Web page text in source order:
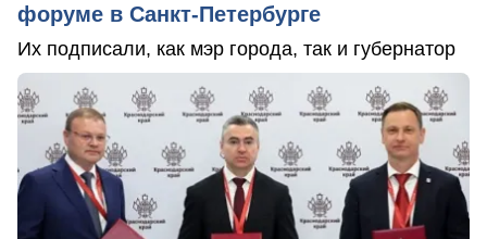
форуме в Санкт-Петербурге
Их подписали, как мэр города, так и губернатор